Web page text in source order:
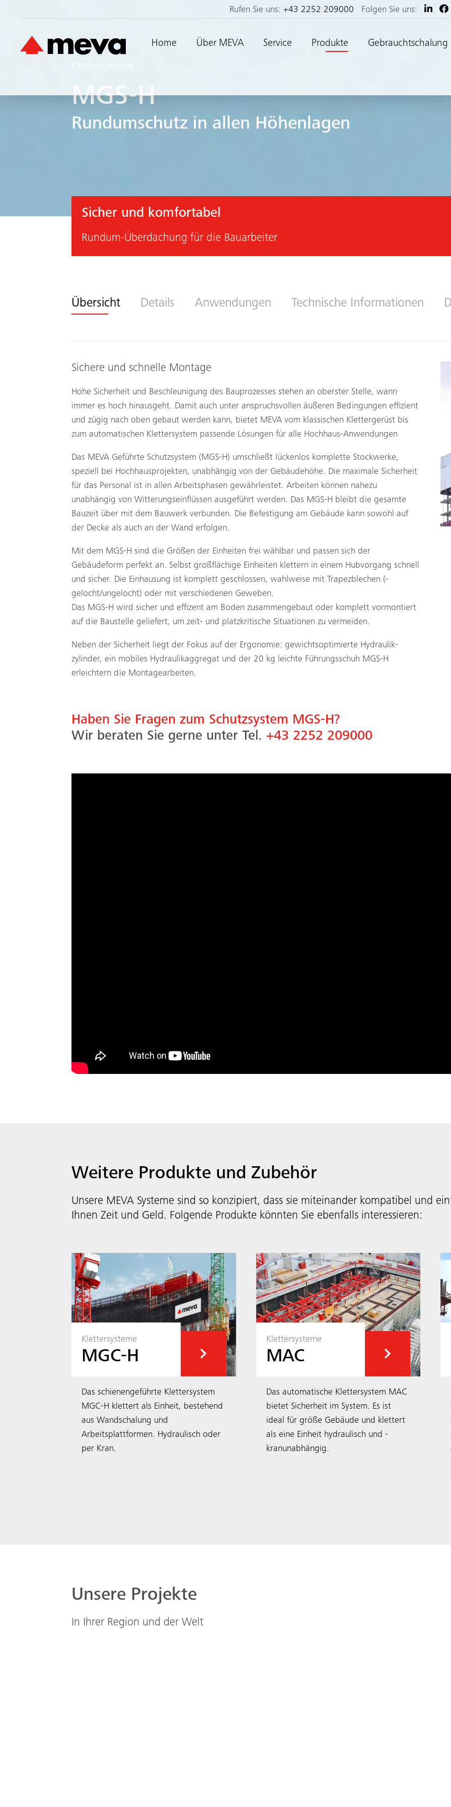
Rufen Sie uns:+43 2252 209000 Folgen Sie uns:
Home Über MEVA Service Produkte Gebrauchtschalung
MGS-H
Rundumschutz in allen Höhenlagen
Sicher und komfortabel
Rundum-Überdachung für die Bauarbeiter
Übersicht Details Anwendungen Technische Informationen
Sichere und schnelle Montage
Hohe Sicherheit und Beschleunigung des Bauprozesses stehen an oberster Stelle, wann
immer es hoch hinausgeht. Damit auch unter anspruchsvollen äußeren Bedingungen effizient
und zügig nach oben gebaut werden kann, bietet MEVA vom klassischen Klettergerüst bis
zum automatischen Klettersystem passende Lösungen für alle Hochhaus-Anwendungen
Das MEVA Geführte Schutzsystem (MGS-H) umschließt lückenlos komplette Stockwerke,
speziell bei Hochhausprojekten, unabhängig von der Gebäudehöhe. Die maximale Sicherheit
für das Personal ist in allen Arbeitsphasen gewährleistet. Arbeiten können nahezu
unabhängig von Witterungs­einflüssen ausgeführt werden. Das MGS-H bleibt die gesamte
Bauzeit über mit dem Bauwerk verbunden. Die Befestigung am Gebäude kann sowohl auf
der Decke als auch an der Wand erfolgen.
Mit dem MGS-H sind die Größen der Einheiten frei wählbar und passen sich der
Gebäudeform perfekt an. Selbst großflächige Einheiten klettern in einem Hubvorgang schnell
und sicher. Die Einhausung ist komplett geschlossen, wahlweise mit Trapezblechen (­
gelocht/ungelocht) oder mit verschiedenen Geweben.
Das MGS-H wird sicher und effizent am Boden zusammengebaut oder komplett vormontiert
auf die Baustelle geliefert, um zeit- und platzkritische Situationen zu vermeiden.
Neben der Sicherheit liegt der Fokus auf der Ergonomie: gewichtsoptimierte Hydraulik­
zylinder, ein mobiles Hydraulikaggregat und der 20 kg leichte Führungsschuh MGS-H
erleichtern die Montagearbeiten.
Haben Sie Fragen zum Schutzsystem MGS-H?
Wir beraten Sie gerne unter Tel. +43 2252 209000
Weitere Produkte und Zubehör
Unsere MEVA Systeme sind so konzipiert, dass sie miteinander kompatibel und
Ihnen Zeit und Geld. Folgende Produkte könnten Sie ebenfalls interessieren:
Klettersysteme
MGC-H
Das schienengeführte Klettersystem
MGC-H klettert als ­Einheit, bestehend
aus Wandschalung und
Arbeitsplattformen. ­Hydraulisch oder
per Kran.
Klettersysteme
MAC
Das automatische Klettersystem MAC
bietet Sicherheit im System. Es ist
ideal für größe Gebäude und klettert
als eine Einheit hydraulisch und ­
kranunabhängig.
Unsere Projekte
In Ihrer Region und der Welt